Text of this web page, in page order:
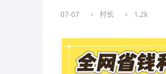
07-07 村长 1.2k